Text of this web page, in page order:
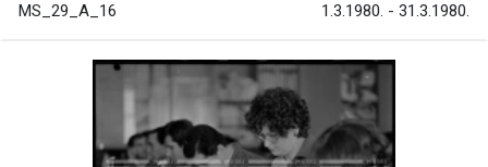
MS_29_A_16 1.3.1980. - 31.3.1980.